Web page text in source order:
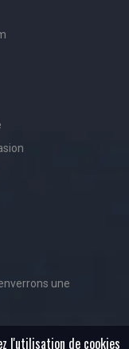
une
l'utilisation de cookies